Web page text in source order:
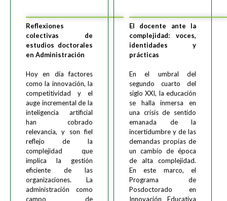
Reflexiones
colectivas de
estudios doctorales
en Administración
Hoy en día factores
como la innovación, la
competitividad y el
auge incremental de la
inteligencia artificial
han cobrado
relevancia, y son fiel
reflejo de la
complejidad que
implica la gestión
eficiente de las
organizaciones. La
administración como
campo de
El docente ante la
complejidad: voces,
identidades y
prácticas
En el umbral del
segundo cuarto del
siglo XXI, la educación
se halla inmersa en
una crisis de sentido
emanada de la
incertidumbre y de las
demandas propias de
un cambio de época
de alta complejidad.
En este marco, el
Programa de
Posdoctorado en
Innovación Educativa